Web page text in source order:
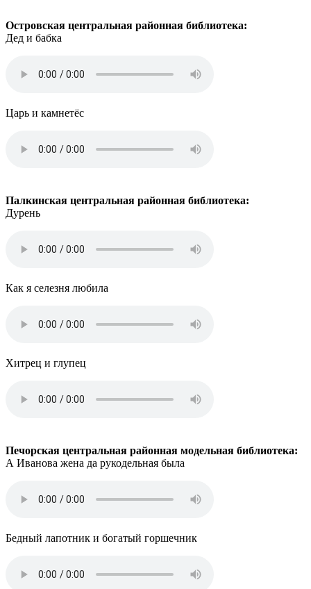
Островская центральная районная библиотека:
Дед и бабка
Царь и камнетёс
Палкинская центральная районная библиотека:
Дурень
Как я селезня любила
Хитрец и глупец
Печорская центральная районная модельная библиотека:
А Иванова жена да рукодельная была
Бедный лапотник и богатый горшечник